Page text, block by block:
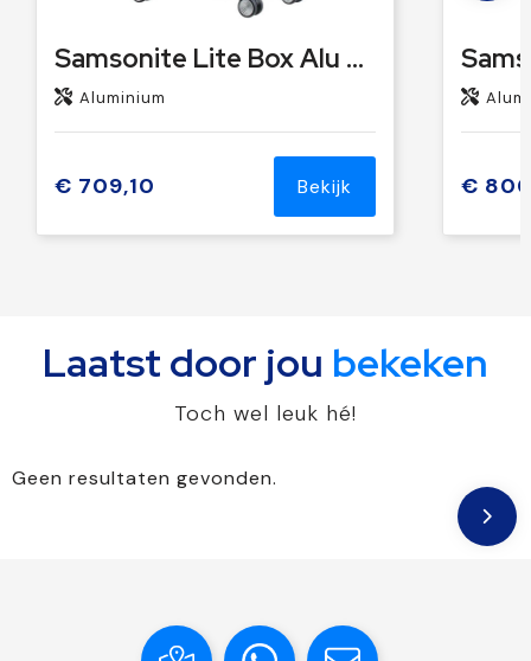
Samsonite Lite Box Alu Spinner 55
Aluminium
€ 709,10 Bekijk €
Laatst door jou bekeken
Toch wel leuk hé!
Geen resultaten gevonden.